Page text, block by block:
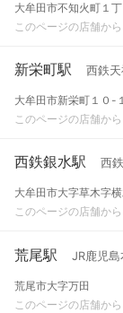
大牟田市不知火町１丁
このページの店舗か
新栄町駅 西鉄
大牟田市新栄町１０-１
このページの店舗か
西鉄銀水駅 西
大牟田市大字草木字
このページの店舗か
荒尾駅 JR鹿児
荒尾市大字万田
このページの店舗か